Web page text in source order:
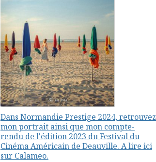
Dans Normandie Prestige 2024, retrouvez
mon portrait ainsi que mon compte-
rendu de l'édition 2023 du Festival du
Cinéma Américain de Deauville. A lire ici
sur Calameo.